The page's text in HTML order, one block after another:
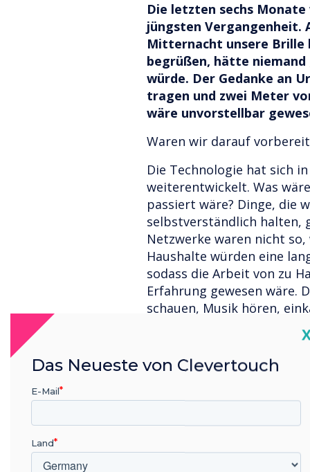
Die letzten sechs
jüngsten Vergangenheit.
Mitternacht unsere Brille
begrüßen, hätte niemand
würde. Der Gedanke an
tragen und zwei Meter
wäre unvorstellbar
Waren wir darauf
Die Technologie hat sich
weiterentwickelt. Was
passiert wäre? Dinge, die
selbstverständlich halten,
Netzwerke waren nicht
Haushalte würden eine
sodass die Arbeit von zu
Erfahrung gewesen wäre.
schauen, Musik hören,
Medien), hat sich
kompliziert, begrenzt
vollständig installierte VC-
Mobiltelefone waren bis
2007 sehr einfach. Die
basierten Smartphones
wie wir miteinander
Wir hatten nie erwartet,
Das Neueste von Clevertouch
E-Mail
Land